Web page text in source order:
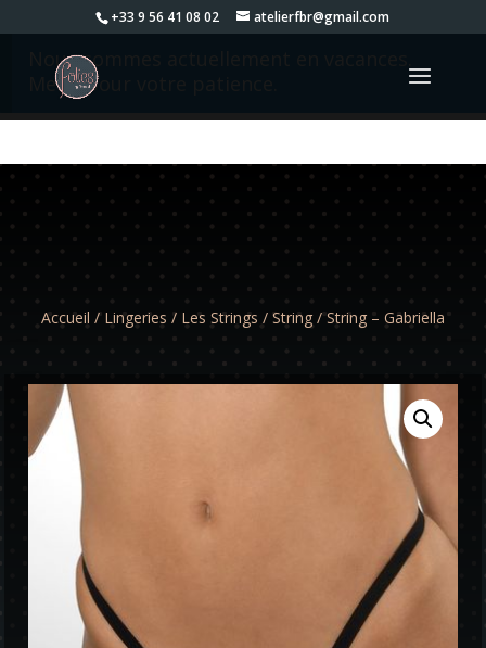
+33 9 56 41 08 02 atelierfbr@gmail.com
Nous sommes actuellement en vacances.
Merci pour votre patience.
Accueil / Lingeries / Les Strings / String / String – Gabriella